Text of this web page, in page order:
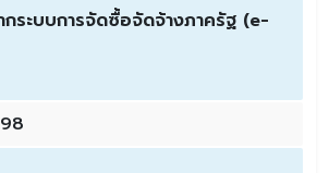
กระบบการจัดซื้อจัดจ้างภาครัฐ (e-